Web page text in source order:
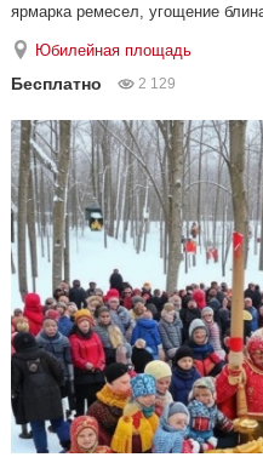
ярмарка ремесел, угощение
Юбилейная площадь
Бесплатно 2 129